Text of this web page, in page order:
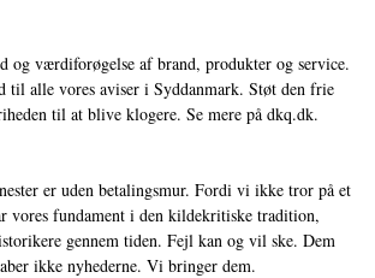
og værdiforøgelse af brand, produkter og service.
til alle vores aviser i Syddanmark. Støt den frie
til at blive klogere. Se mere på dkq.dk.
er uden betalingsmur. Fordi vi ikke tror på et
vores fundament i den kildekritiske tradition,
gennem tiden. Fejl kan og vil ske. Dem
ikke nyhederne. Vi bringer dem.